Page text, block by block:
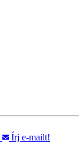
Írj e-mailt!